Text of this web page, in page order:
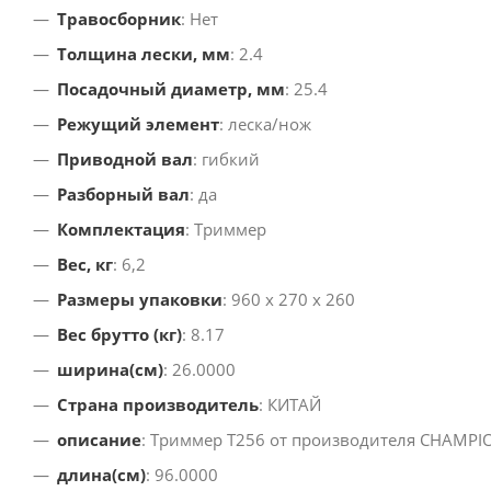
Травосборник: Нет
Толщина лески, мм: 2.4
Посадочный диаметр, мм: 25.4
Режущий элемент: леска/нож
Приводной вал: гибкий
Разборный вал: да
Комплектация: Триммер
Вес, кг: 6,2
Размеры упаковки: 960 х 270 х 260
Вес брутто (кг): 8.17
ширина(см): 26.0000
Страна производитель: КИТАЙ
описание: Триммер Т256 от производителя
длина(см): 96.0000